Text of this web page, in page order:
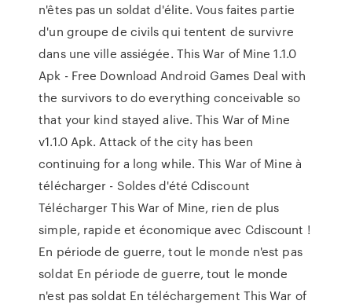
n'êtes pas un soldat d'élite. Vous faites partie
d'un groupe de civils qui tentent de survivre
dans une ville assiégée. This War of Mine 1.1.0
Apk - Free Download Android Games Deal with
the survivors to do everything conceivable so
that your kind stayed alive. This War of Mine
v1.1.0 Apk. Attack of the city has been
continuing for a long while. This War of Mine à
télécharger - Soldes d'été Cdiscount
Télécharger This War of Mine, rien de plus
simple, rapide et économique avec Cdiscount !
En période de guerre, tout le monde n'est pas
soldat En période de guerre, tout le monde
n'est pas soldat En téléchargement This War of